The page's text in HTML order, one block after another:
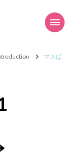
マスば